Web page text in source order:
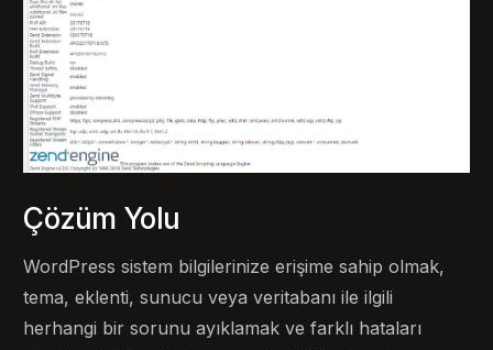
Çözüm Yolu
WordPress sistem bilgilerinize erişime sahip olmak,
tema, eklenti, sunucu veya veritabanı ile ilgili
herhangi bir sorunu ayıklamak ve farklı hataları